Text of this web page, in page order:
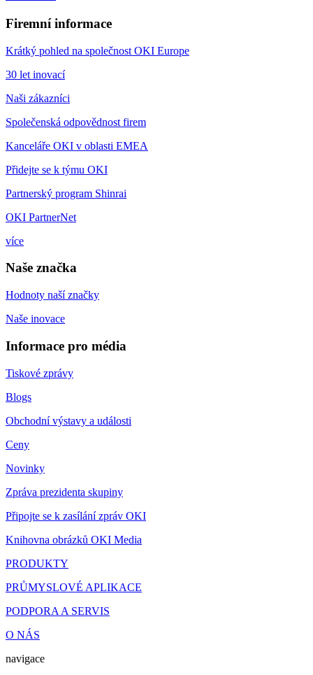
Firemní informace
Krátký pohled na společnost OKI Europe
30 let inovací
Naši zákazníci
Společenská odpovědnost firem
Kanceláře OKI v oblasti EMEA
Přidejte se k týmu OKI
Partnerský program Shinrai
OKI PartnerNet
více
Naše značka
Hodnoty naší značky
Naše inovace
Informace pro média
Tiskové zprávy
Blogs
Obchodní výstavy a události
Ceny
Novinky
Zpráva prezidenta skupiny
Připojte se k zasílání zpráv OKI
Knihovna obrázků OKI Media
PRODUKTY
PRŮMYSLOVÉ APLIKACE
PODPORA A SERVIS
O NÁS
navigace